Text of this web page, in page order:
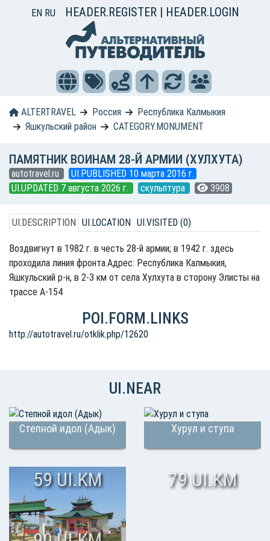
EN RU HEADER.REGISTER | HEADER.LOGIN
ALTERTRAVEL Россия
Республика Калмыкия
Яшкульский район
CATEGORY.MONUMENT
ПАМЯТНИК ВОИНАМ 28-Й АРМИИ (ХУЛХУТА)
autotravel.ru
UI.PUBLISHED 10 марта 2016 г.
UI.UPDATED 7 августа 2026 г.
скульптура 3908
UI.DESCRIPTION UI.LOCATION UI.VISITED (0)
Воздвигнут в 1982 г. в честь 28-й армии; в 1942 г. здесь
проходила линия фронта.Адрес: Республика Калмыкия,
Яшкульский р-н, в 2-3 км от села Хулхута в сторону Элисты на
трассе А-154
POI.FORM.LINKS
http://autotravel.ru/otklik.php/12620
UI.NEAR
Степной идол (Адык)
59 UI.KM
Хурул и ступа
79 UI.KM